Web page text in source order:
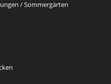
/ Sommergärten